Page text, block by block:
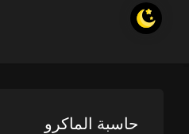
حاسبة الماكرو